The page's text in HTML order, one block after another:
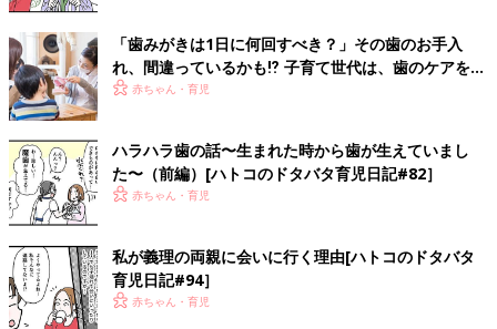
「歯みがきは1日に何回すべき？」その歯のお手入
れ、間違っているかも⁉ 子育て世代は、歯のケアをア
ップデートして
赤ちゃん・育児
ハラハラ歯の話〜生まれた時から歯が生えていまし
た〜（前編）[ハトコのドタバタ育児日記#82］
赤ちゃん・育児
私が義理の両親に会いに行く理由[ハトコのドタバタ
育児日記#94］
赤ちゃん・育児